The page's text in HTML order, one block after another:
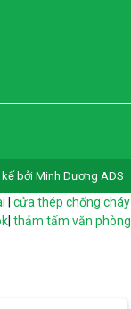
bởi Minh Dương ADS
cửa thép chống cháy
thảm tấm văn phòng